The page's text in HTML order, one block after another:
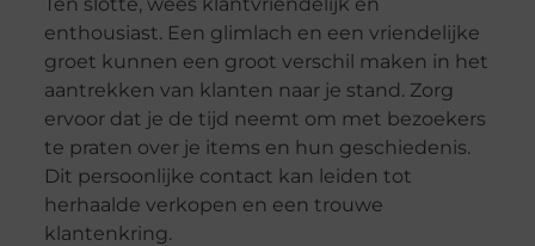
enthousiast. Een glimlach en een vriendelijke
groet kunnen een groot verschil maken in het
aantrekken van klanten naar je stand. Zorg
ervoor dat je de tijd neemt om met bezoekers
te praten over je items en hun geschiedenis.
Dit persoonlijke contact kan leiden tot
herhaalde verkopen en een trouwe
klantenkring.